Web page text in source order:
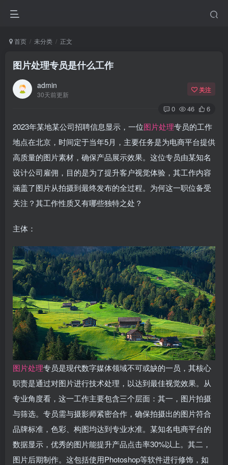
首页 未分类 正文
图片处理专员是什么工作
admin
30天前更新
关注
0 46 6
2023年某地某公司招聘信息显示，一位图片处理专员的工作
地点在北京，时间定于当年5月，主要任务是为电商平台提供
高质量的图片素材，确保产品展示效果。这位专员由某知名
设计公司雇佣，目的是为了提升客户视觉体验，其工作内容
涵盖了图片从拍摄到最终发布的全过程。为何这一职位备受
关注？其工作性质又有哪些独特之处？
主体：
图片处理专员是现代数字媒体领域不可或缺的一员，其核心
职责是通过对图片进行技术处理，以达到最佳视觉效果。从
专业角度看，这一工作主要包含三个层面：其一，图片拍摄
与筛选。专员需与摄影师紧密合作，确保拍摄出的图片符合
品牌标准，色彩、构图均达到专业水准。某知名电商平台的
数据显示，优秀的图片能提升产品点击率30%以上。其二，
图片后期制作。这包括使用Photoshop等软件进行修饰，如